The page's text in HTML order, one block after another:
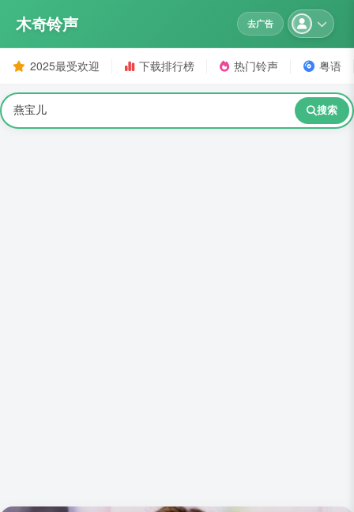
木奇铃声 去广告
2025最受欢迎 下载排行榜 热门铃声 粤语
搜索